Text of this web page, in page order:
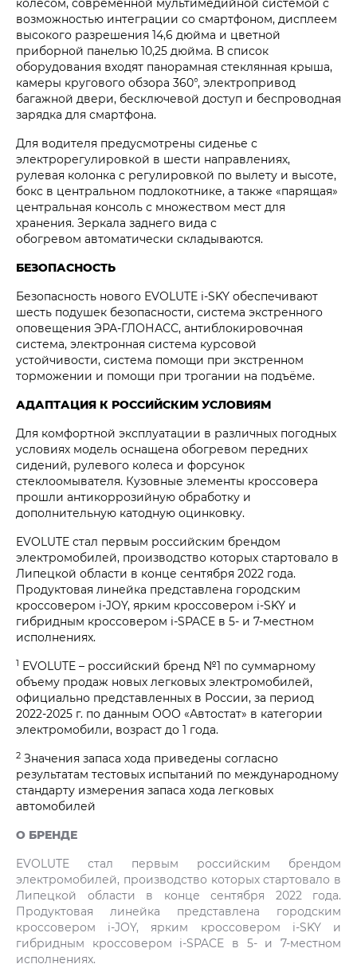
колесом, современной мультимедийной системой с
возможностью интеграции со смартфоном, дисплеем
высокого разрешения 14,6 дюйма и цветной
приборной панелью 10,25 дюйма. В список
оборудования входят панорамная стеклянная крыша,
камеры кругового обзора 360°, электропривод
багажной двери, бесключевой доступ и беспроводная
зарядка для смартфона.
Для водителя предусмотрены сиденье с
электрорегулировкой в шести направлениях,
рулевая колонка с регулировкой по вылету и высоте,
бокс в центральном подлокотнике, а также «парящая»
центральная консоль с множеством мест для
хранения. Зеркала заднего вида с
обогревом автоматически складываются.
БЕЗОПАСНОСТЬ
Безопасность нового EVOLUTE i‑SKY обеспечивают
шесть подушек безопасности, система экстренного
оповещения ЭРА-ГЛОНАСС, антиблокировочная
система, электронная система курсовой
устойчивости, система помощи при экстренном
торможении и помощи при трогании на подъёме.
АДАПТАЦИЯ К РОССИЙСКИМ УСЛОВИЯМ
Для комфортной эксплуатации в различных погодных
условиях модель оснащена обогревом передних
сидений, рулевого колеса и форсунок
стеклоомывателя. Кузовные элементы кроссовера
прошли антикоррозийную обработку и
дополнительную катодную оцинковку.
EVOLUTE стал первым российским брендом
электромобилей, производство которых стартовало в
Липецкой области в конце сентября 2022 года.
Продуктовая линейка представлена городским
кроссовером i‑JOY, ярким кроссовером i‑SKY и
гибридным кроссовером i‑SPACE в 5- и 7-местном
исполнениях.
1 EVOLUTE – российский бренд №1 по суммарному
объему продаж новых легковых электромобилей,
официально представленных в России, за период
2022-2025 г. по данным ООО «Автостат» в категории
электромобили, возраст до 1 года.
2 Значения запаса хода приведены согласно
результатам тестовых испытаний по международному
стандарту измерения запаса хода легковых
автомобилей
О БРЕНДЕ
EVOLUTE стал первым российским брендом
электромобилей, производство которых стартовало в
Липецкой области в конце сентября 2022 года.
Продуктовая линейка представлена городским
кроссовером i‑JOY, ярким кроссовером i‑SKY и
гибридным кроссовером i‑SPACE в 5- и 7-местном
исполнениях.